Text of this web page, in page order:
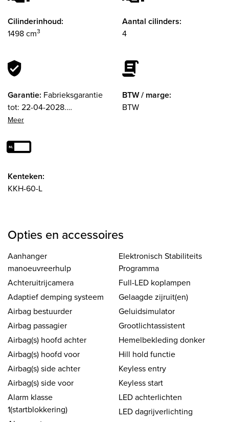
Cilinderinhoud:
1498 cm3
Aantal cilinders:
4
Garantie: Fabrieksgarantie
tot: 22-04-2028.
Garantielabel: BOVAG
BTW / marge:
BTW
Kenteken:
KKH-60-L
Opties en accessoires
Aanhanger
manoeuvreerhulp
Achteruitrijcamera
Adaptief demping systeem
Airbag bestuurder
Airbag passagier
Airbag(s) hoofd achter
Airbag(s) hoofd voor
Airbag(s) side achter
Airbag(s) side voor
Alarm klasse
1(startblokkering)
Elektronisch Stabiliteits
Programma
Full-LED koplampen
Gelaagde zijruit(en)
Geluidsimulator
Grootlichtassistent
Hemelbekleding donker
Hill hold functie
Keyless entry
Keyless start
LED achterlichten
LED dagrijverlichting